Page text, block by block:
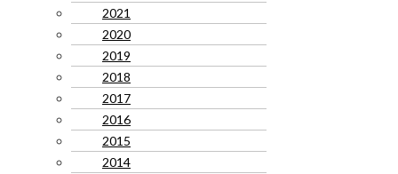
2021
2020
2019
2018
2017
2016
2015
2014